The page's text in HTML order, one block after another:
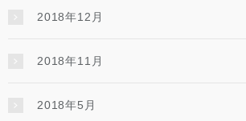
2018年12月
2018年11月
2018年5月